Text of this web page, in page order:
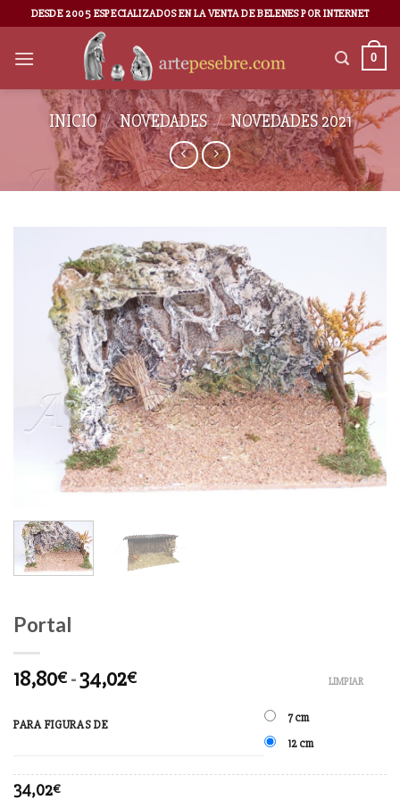
DESDE 2005 ESPECIALIZADOS EN LA VENTA DE BELENES POR INTERNET
0
INICIO / NOVEDADES / NOVEDADES 2021
Portal
18,80€ -34,02€
PARA FIGURAS DE
7 cm
12 cm
LIMPIAR
34,02€